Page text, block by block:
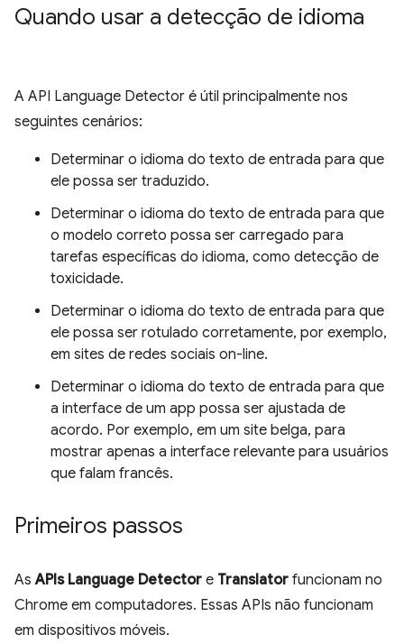
Quando usar a detecção de idioma
A API Language Detector é útil principalmente nos
seguintes cenários:
Determinar o idioma do texto de entrada para que
ele possa ser traduzido.
Determinar o idioma do texto de entrada para que
o modelo correto possa ser carregado para
tarefas específicas do idioma, como detecção de
toxicidade.
Determinar o idioma do texto de entrada para que
ele possa ser rotulado corretamente, por exemplo,
em sites de redes sociais on-line.
Determinar o idioma do texto de entrada para que
a interface de um app possa ser ajustada de
acordo. Por exemplo, em um site belga, para
mostrar apenas a interface relevante para usuários
que falam francês.
Primeiros passos
AsAPIs Language Detector e Translator funcionam no
Chrome em computadores. Essas APIs não funcionam
em dispositivos móveis.